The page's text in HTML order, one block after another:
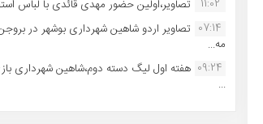
11:02
تصاویر،اولین حضور مهدی قائدی با لباس
07:14 تصاویر اردو شاهین شهرداری بوشهر در
مه...
09:24 هفته اول لیگ دسته دوم،شاهین شهرداری
...